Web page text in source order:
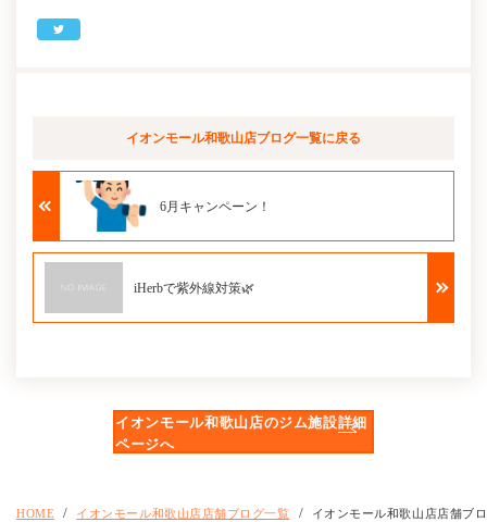
イオンモール和歌山店ブログ一覧に戻る
6月キャンペーン！
iHerbで紫外線対策🌿
イオンモール和歌山店のジム施設詳細
ページへ
HOME イオンモール和歌山店店舗ブログ一覧 イオンモール和歌山店店舗ブ